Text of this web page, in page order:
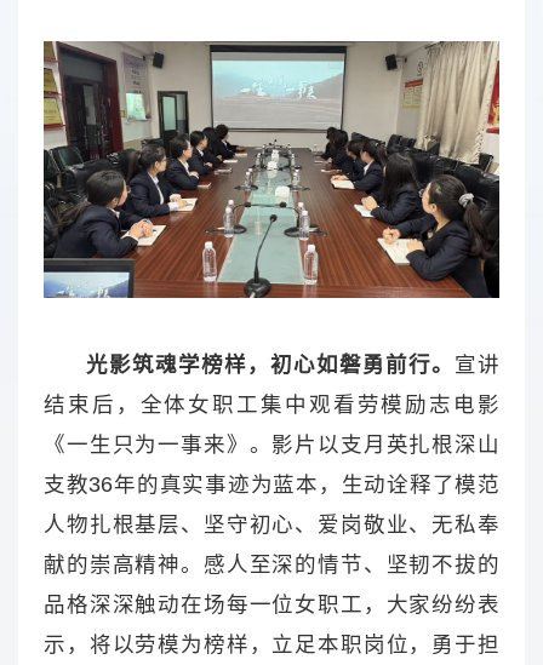
光影筑魂学榜样，初心如磐勇前行。 宣讲
结束后，全体女职工集中观看劳模励志电影
《一生只为一事来》。影片以支月英扎根深山
支教36年的真实事迹为蓝本，生动诠释了模范
人物扎根基层、坚守初心、爱岗敬业、无私奉
献的崇高精神。感人至深的情节、坚韧不拔的
品格深深触动在场每一位女职工，大家纷纷表
示，将以劳模为榜样，立足本职岗位，勇于担